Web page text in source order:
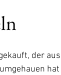
der